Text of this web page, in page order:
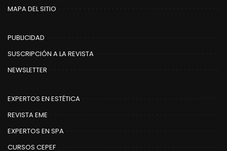
MAPA DEL SITIO
PUBLICIDAD
SUSCRIPCIÓN A LA REVISTA
NEWSLETTER
EXPERTOS EN ESTÉTICA
REVISTA EME
EXPERTOS EN SPA
CURSOS CEPEF